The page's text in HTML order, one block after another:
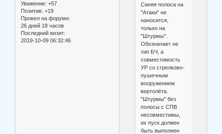
Уважение: +57
Позитив: +19
Провел на форуме:
26 дней 18 часов
Последний визит:
2019-10-09 06:32:46
Синяя полоса на
"Атаки" не
наносится,
только на
"Штурмы".
Обозначает не
тип БЧ, а
совместимость
УР со стрелково-
пушечным
вооружением
вертолёта.
"Штурмы" без
полосы с СПВ
несовместимы,
их пуск должен
быть выполнен